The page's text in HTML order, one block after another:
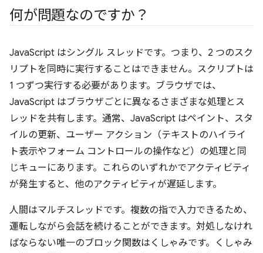
何が問題なのですか？
JavaScript はシングル スレッドです。つまり、2 つのスク
リプトを同時に実行することはできません。スクリプトは
1 つずつ実行する必要があります。ブラウザでは、
JavaScript はブラウザごとに異なるさまざまな処理とス
レッドを共有します。通常、JavaScript はペイント、スタ
イルの更新、ユーザー アクション（テキストのハイライ
ト表示やフォーム コントロールの操作など）の処理と同
じキューにあります。これらのいずれかでアクティビティ
が発生すると、他のアクティビティが遅延します。
人間はマルチスレッドです。複数の指で入力できるため、
運転しながら会話を続けることができます。対処しなけれ
ばならない唯一のブロック関数はくしゃみです。くしゃみ